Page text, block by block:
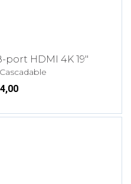
port HDMI 4K 19"